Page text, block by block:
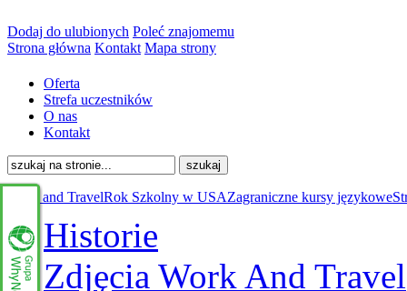
Dodaj do ulubionych Poleć znajomemu
Strona główna Kontakt Mapa strony
Oferta
Strefa uczestników
O nas
Kontakt
Work and TravelRok Szkolny w USAZagraniczne kursy językowe
Historie
Zdjęcia Work And Travel